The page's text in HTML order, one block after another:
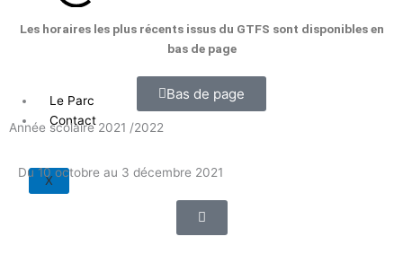
Les horaires
Le Parc
Contact
X
Les horaires les plus récents issus du GTFS sont disponibles en
bas de page
Bas de page
Année scolaire 2021 /2022
Du 10 octobre au 3 décembre 2021